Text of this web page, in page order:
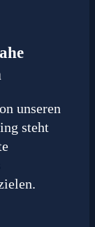
unseren
steht